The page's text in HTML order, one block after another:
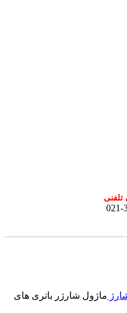
تلفنی
021-
ماژول شارژر باتری های